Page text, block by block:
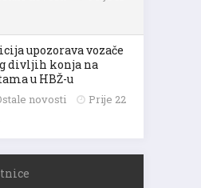
upozorava vozače
divljih konja na
u HBŽ-u
novosti
Prije 22